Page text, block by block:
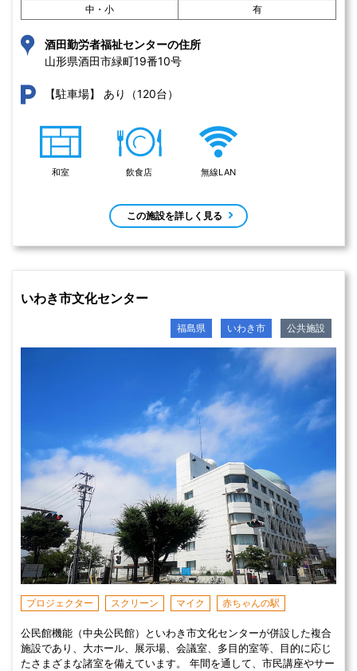
中・小
有
酒田勤労者福祉センターの住所
山形県酒田市緑町19番10号
【駐車場】 あり（120台）
和室 飲食店 無線LAN
この施設を詳しく見る
いわき市文化センター
福島県 いわき市 公共施設
プロジェクター スクリーン マイク 赤ちゃんの駅
公民館機能（中央公民館）といわき市文化センターが併設した複合
施設であり、大ホール、展示場、会議室、多目的室等、目的に応じ
たさまざまな諸室を備えています。 年間を通して、市民講座やサー